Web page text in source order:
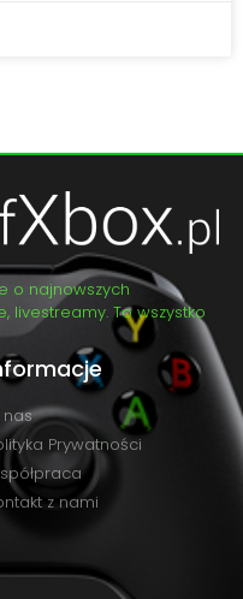
o najnowszych
livestreamy. To wszystko
nas
Prywatności
z nami